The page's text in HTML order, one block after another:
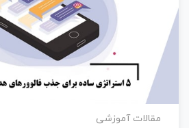
مقالات آموزشی